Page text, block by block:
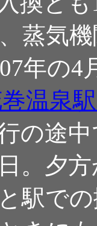
蒸気
年の
温泉
の途
。夕
駅で